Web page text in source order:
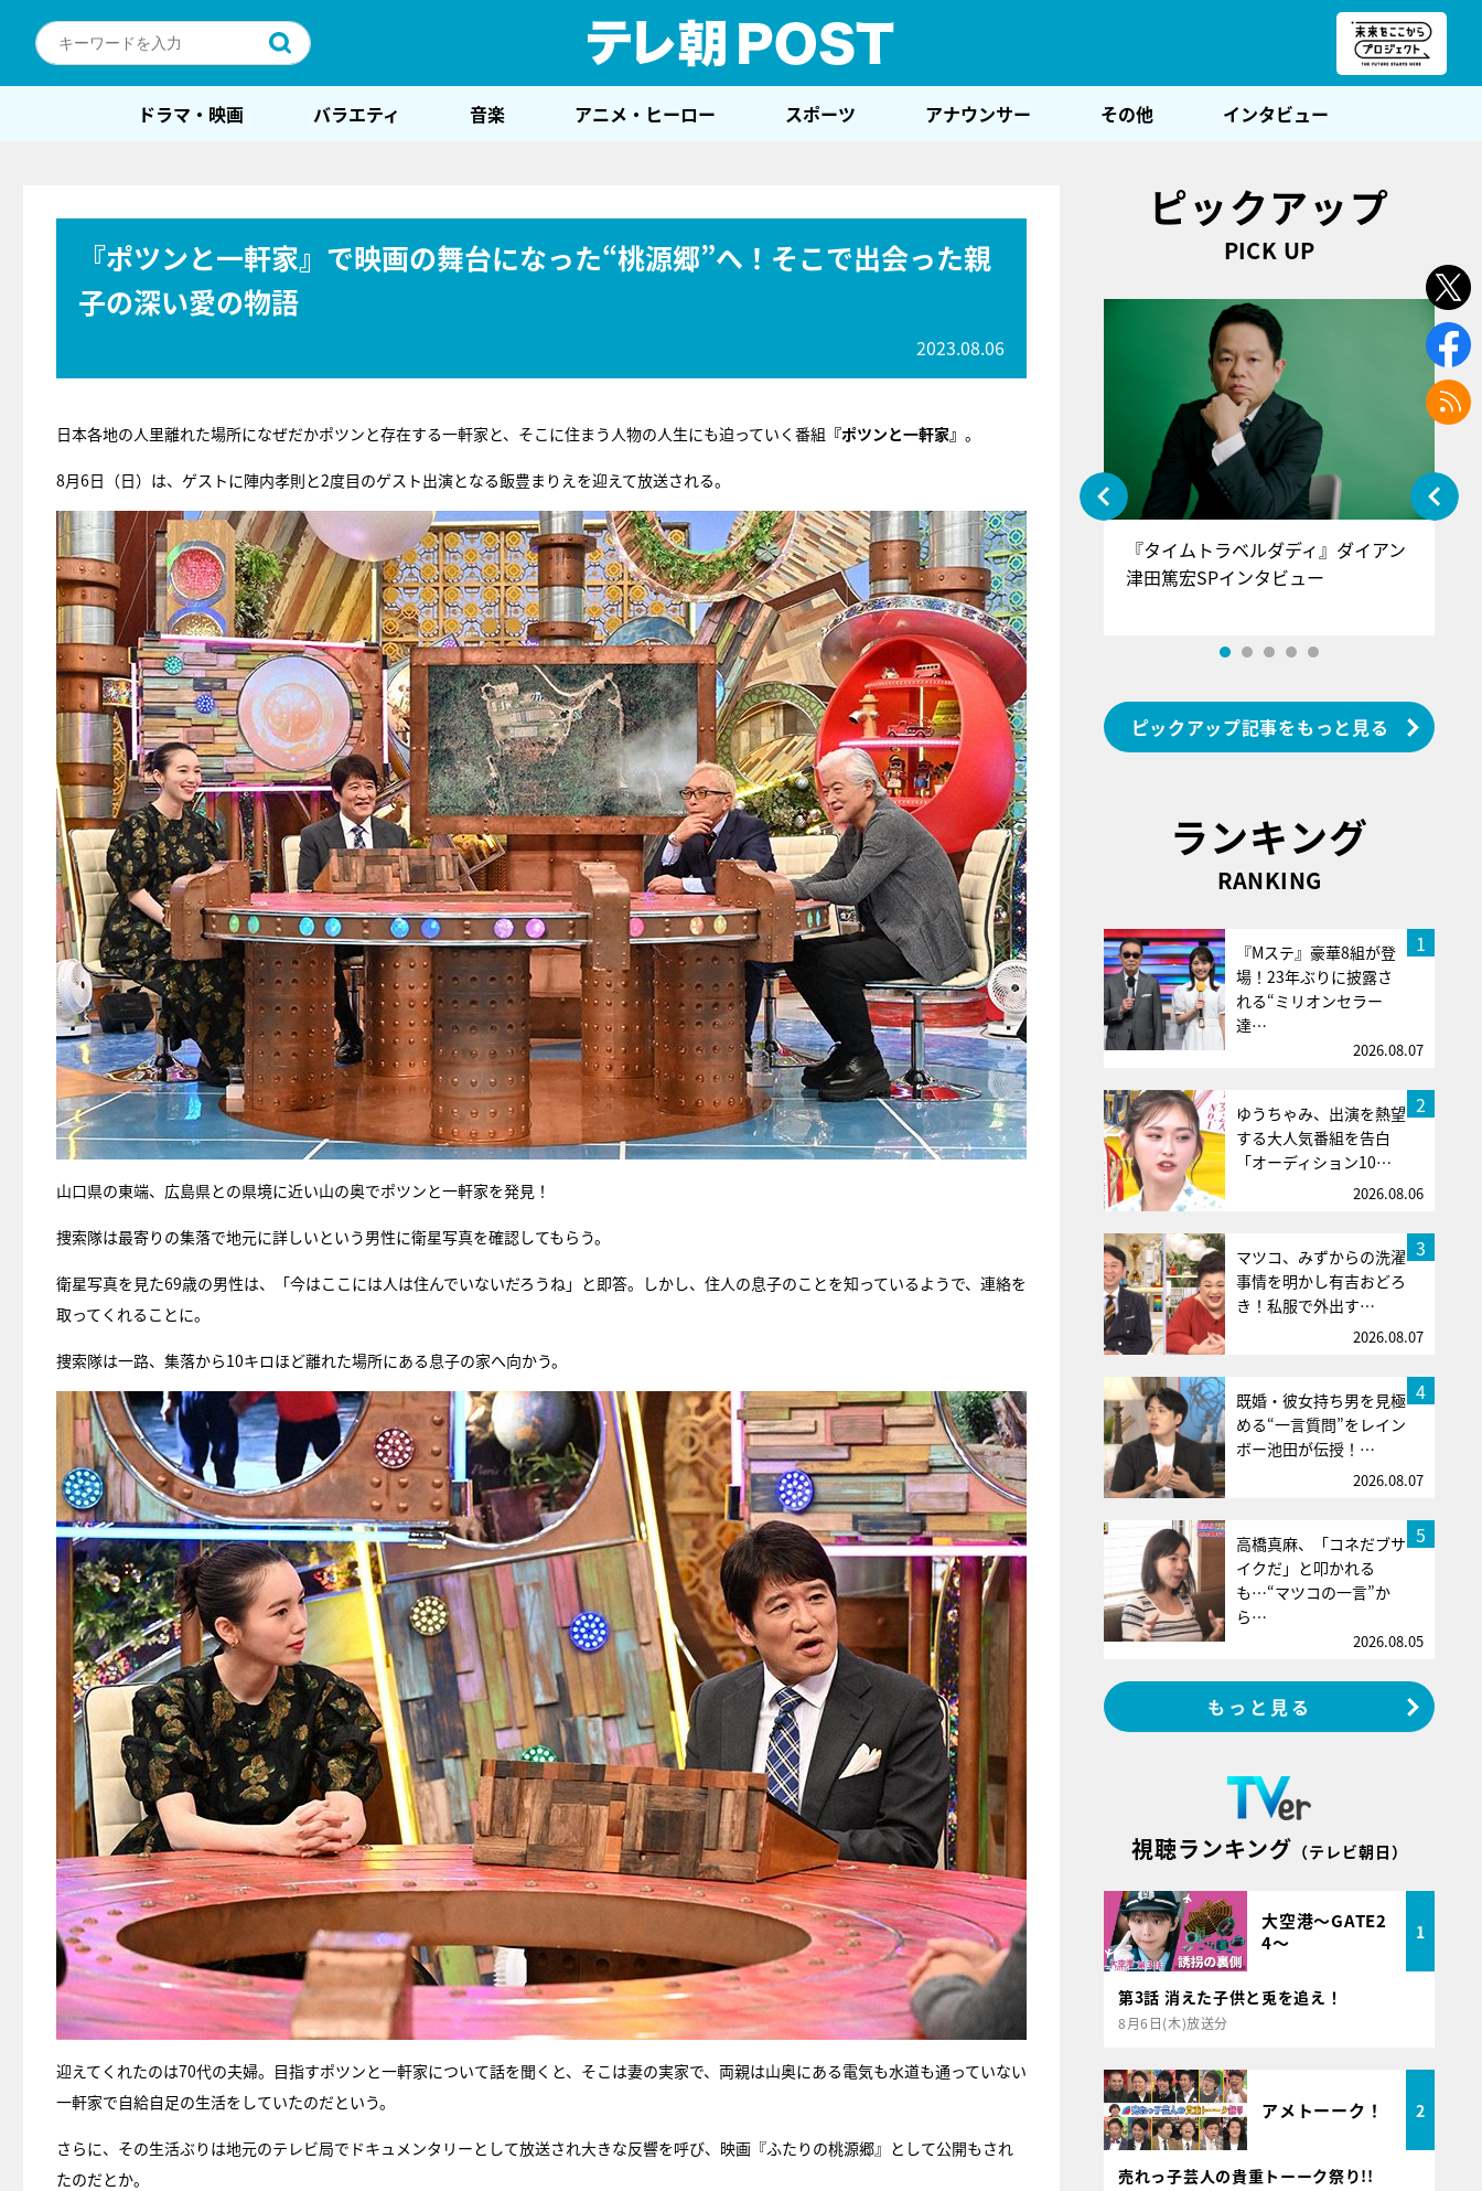
ドラマ・映画 バラエティ 音楽 アニメ・ヒーロー スポーツ アナウンサー その他 インタビュー
『ポツンと一軒家』で映画の舞台になった“桃源郷”へ！そこで出会った親
子の深い愛の物語
2023.08.06
日本各地の人里離れた場所になぜだかポツンと存在する一軒家と、そこに住まう人物の人生にも迫っていく番組 『ポツンと一軒家』 。
8月6日（日）は、ゲストに陣内孝則と2度目のゲスト出演となる飯豊まりえを迎えて放送される。
山口県の東端、広島県との県境に近い山の奥でポツンと一軒家を発見！
捜索隊は最寄りの集落で地元に詳しいという男性に衛星写真を確認してもらう。
衛星写真を見た69歳の男性は、「今はここには人は住んでいないだろうね」と即答。しかし、住人の息子のことを知っているようで、連絡を
取ってくれることに。
捜索隊は一路、集落から10キロほど離れた場所にある息子の家へ向かう。
迎えてくれたのは70代の夫婦。目指すポツンと一軒家について話を聞くと、そこは妻の実家で、両親は山奥にある電気も水道も通っていない
一軒家で自給自足の生活をしていたのだという。
さらに、その生活ぶりは地元のテレビ局でドキュメンタリーとして放送され大きな反響を呼び、映画『ふたりの桃源郷』として公開もされ
たのだとか。
ピックアップ
PICK UP
『アイ＝ラブ！げーみんぐ』＝LOV
E齋藤樹愛羅＆佐々木舞香SPインタ
ビュー
『タイムトラベルダディ』ダイアン
津田篤宏SPインタビュー
ピックアップ記事をもっと見る
ランキング
RANKING
1
『Mステ』豪華8組が登
場！23年ぶりに披露さ
れる“ミリオンセラー
達…
2026.08.07
2
ゆうちゃみ、出演を熱望
する大人気番組を告白
「オーディション10…
2026.08.06
3
マツコ、みずからの洗濯
事情を明かし有吉おどろ
き！私服で外出す…
2026.08.07
4
既婚・彼女持ち男を見極
める“一言質問”をレイン
ボー池田が伝授！…
2026.08.07
5
高橋真麻、「コネだブサ
イクだ」と叩かれる
も…“マツコの一言”か
ら…
2026.08.05
もっと見る
視聴ランキング （テレビ朝日）
大空港～GATE2
4～
1
第3話 消えた子供と兎を追え！
8月6日(木)放送分
アメトーーク！ 2
売れっ子芸人の貴重トーーク祭り!!